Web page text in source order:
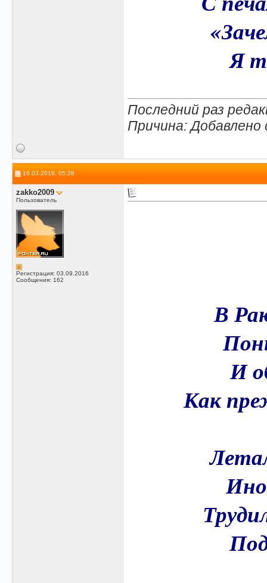
Я
Последний раз
Причина:
16.03.2019, 05:28
zakko2009
Пользователь
Регистрация: 03.09.2016
Сообщения: 162
В
И
Как